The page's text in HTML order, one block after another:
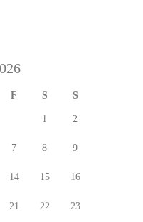
F S S
1 2
7 8 9
14 15 16
21 22 23